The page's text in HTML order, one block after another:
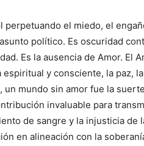
el miedo, el
político. Es oscuridad
Es la ausencia de Amor. El
y consciente, la paz,
mundo sin amor fue la
invaluable para
de sangre y la injusticia de
en alineación con la